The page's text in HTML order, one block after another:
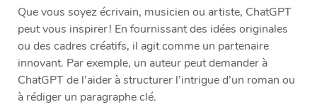
Que vous soyez écrivain, musicien ou artiste, ChatGPT
peut vous inspirer ! En fournissant des idées originales
ou des cadres créatifs, il agit comme un partenaire
innovant. Par exemple, un auteur peut demander à
ChatGPT de l’aider à structurer l’intrigue d’un roman ou
à rédiger un paragraphe clé.